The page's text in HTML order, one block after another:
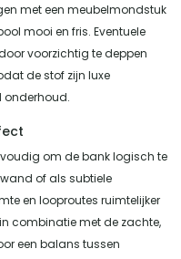
met een meubelmondstuk
mooi en fris. Eventuele
voorzichtig te deppen
de stof zijn luxe
onderhoud.
om de bank logisch te
of als subtiele
en looproutes ruimtelijker
combinatie met de zachte,
een balans tussen